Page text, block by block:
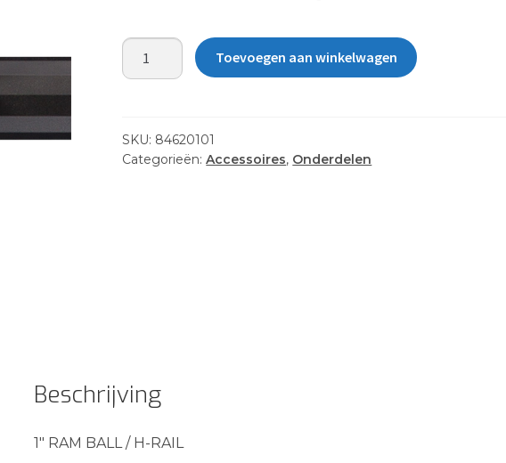
1"
RAM
H-
RAIL
Toevoegen aan winkelwagen
SKU: 84620101
Categorieën:Accessoires, Onderdelen
Beschrijving
1″ RAM BALL / H-RAIL